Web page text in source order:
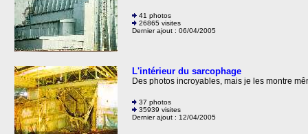
41 photos
26865 visites
Dernier ajout : 06/04/2005
L'intérieur du sarcophage
Des photos incroyables, mais je les montre
37 photos
35939 visites
Dernier ajout : 12/04/2005